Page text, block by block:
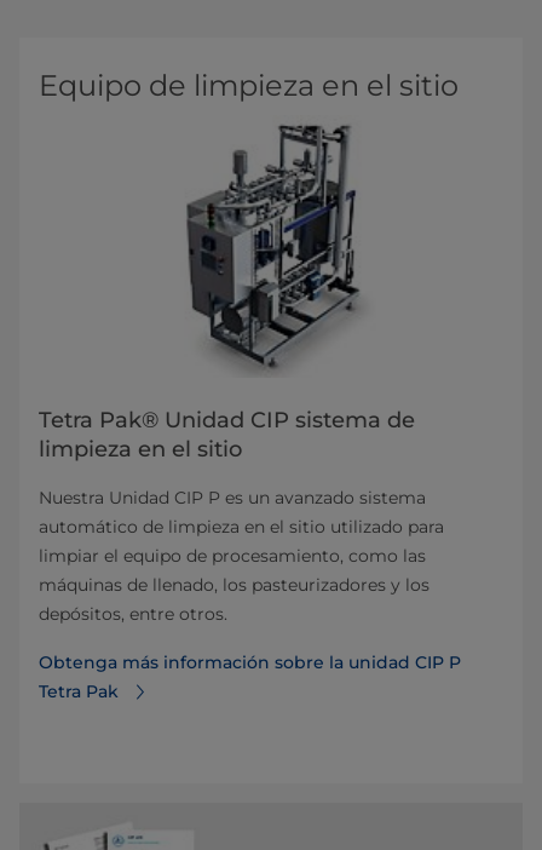
Equipo de limpieza en el sitio
Tetra Pak® Unidad CIP sistema de
limpieza en el sitio
Nuestra Unidad CIP P es un avanzado sistema
automático de limpieza en el sitio utilizado para
limpiar el equipo de procesamiento, como las
máquinas de llenado, los pasteurizadores y los
depósitos, entre otros.
Obtenga más información sobre la unidad CIP P
Tetra Pak